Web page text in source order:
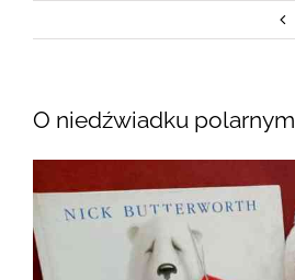
O niedźwiadku polarnym
większy
obrazek